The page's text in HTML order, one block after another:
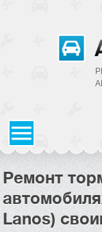
Ремонт
Lanos)